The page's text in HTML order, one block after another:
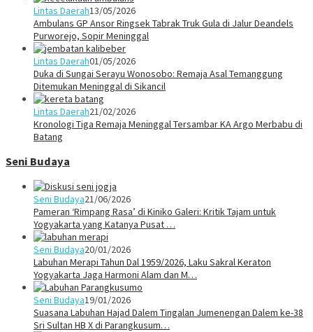
Lintas Daerah13/05/2026
Ambulans GP Ansor Ringsek Tabrak Truk Gula di Jalur Deandels
Purworejo, Sopir Meninggal
Lintas Daerah01/05/2026
Duka di Sungai Serayu Wonosobo: Remaja Asal Temanggung
Ditemukan Meninggal di Sikancil
Lintas Daerah21/02/2026
Kronologi Tiga Remaja Meninggal Tersambar KA Argo Merbabu di
Batang
Seni Budaya
Seni Budaya21/06/2026
Pameran ‘Rimpang Rasa’ di Kiniko Galeri: Kritik Tajam untuk
Yogyakarta yang Katanya Pusat …
Seni Budaya20/01/2026
Labuhan Merapi Tahun Dal 1959/2026, Laku Sakral Keraton
Yogyakarta Jaga Harmoni Alam dan M…
Seni Budaya19/01/2026
Suasana Labuhan Hajad Dalem Tingalan Jumenengan Dalem ke-38
Sri Sultan HB X di Parangkusum…